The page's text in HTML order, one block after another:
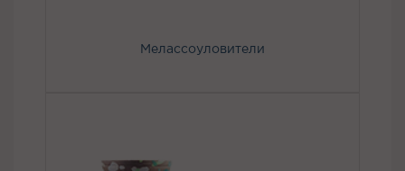
Мелассоуловители